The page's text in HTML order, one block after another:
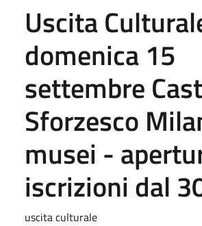
Uscita
domenica 15
settembre
Sforzesco
musei -
iscrizioni dal
uscita culturale